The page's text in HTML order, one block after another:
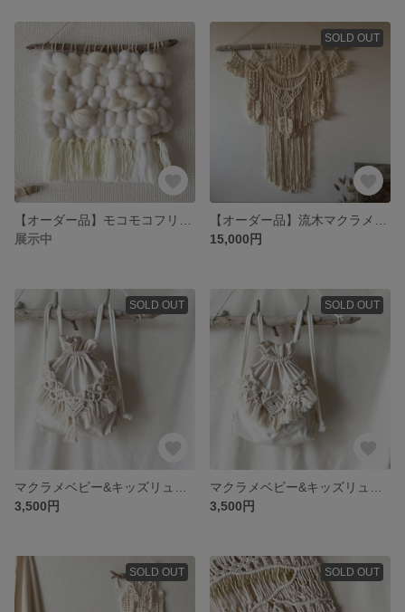
展示中
SOLD OUT
15,000円
SOLD OUT
3,500円
SOLD OUT
3,500円
SOLD OUT SOLD OUT